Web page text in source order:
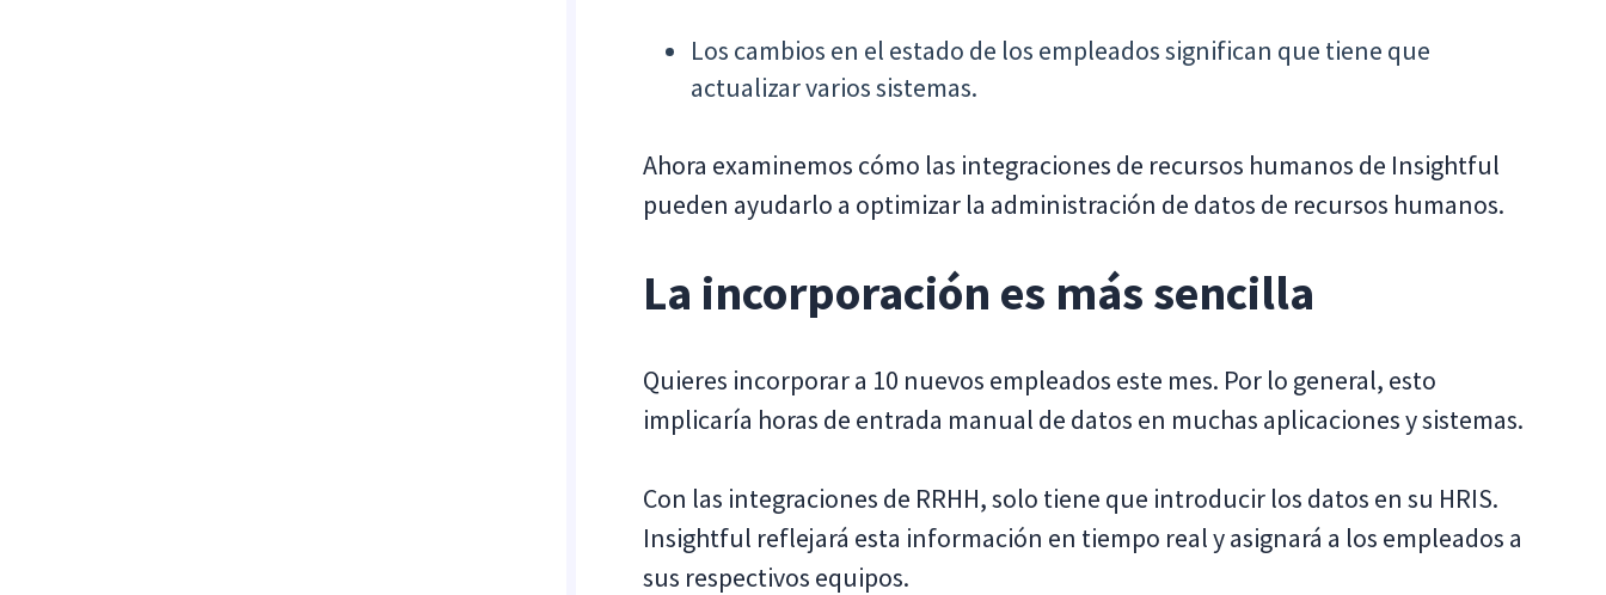
Los cambios en el estado de los empleados significan que tiene que
actualizar varios sistemas.
Ahora examinemos cómo las integraciones de recursos humanos de Insightful
pueden ayudarlo a optimizar la administración de datos de recursos humanos.
La incorporación es más sencilla
Quieres incorporar a 10 nuevos empleados este mes. Por lo general, esto
implicaría horas de entrada manual de datos en muchas aplicaciones y sistemas.
Con las integraciones de RRHH, solo tiene que introducir los datos en su HRIS.
Insightful reflejará esta información en tiempo real y asignará a los empleados a
sus respectivos equipos.